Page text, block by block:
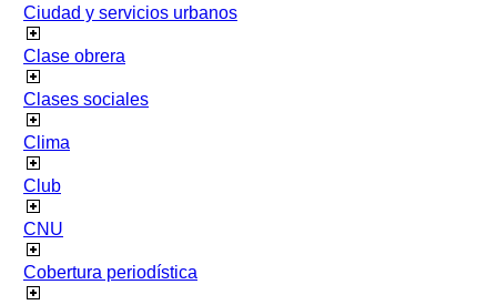
Ciudad y servicios urbanos
Clase obrera
Clases sociales
Clima
Club
CNU
Cobertura periodística